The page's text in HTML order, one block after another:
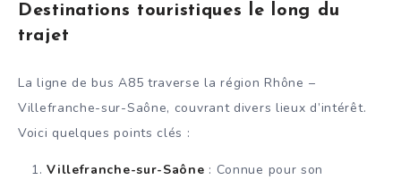
Destinations touristiques le long du
trajet
La ligne de bus A85 traverse la région Rhône –
Villefranche-sur-Saône, couvrant divers lieux d’intérêt.
Voici quelques points clés :
Villefranche-sur-Saône : Connue pour son